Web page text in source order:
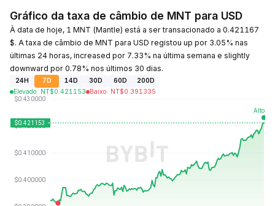
Gráfico da taxa de câmbio de MNT para USD
À data de hoje, 1 MNT (Mantle) está a ser transacionado a 0.421167
$. A taxa de câmbio de MNT para USD registou up por 3.05% nas
últimas 24 horas, increased por 7.33% na última semana e slightly
downward por 0.78% nos últimos 30 dias.
24H 7D 14D 30D 60D
200D
Elevado: NT$0.421153 Baixo: NT$0.391335